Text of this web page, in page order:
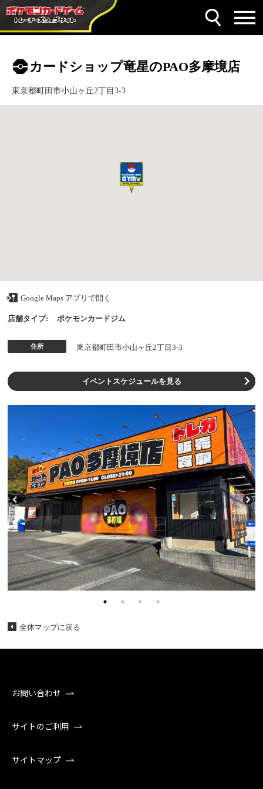
カードショップ竜星のPAO多摩境店
東京都町田市小山ヶ丘2丁目3-3
Google Maps アプリで開く
店舗タイプ: ポケモンカードジム
住所 東京都町田市小山ヶ丘2丁目3-3
イベントスケジュールを見る
全体マップに戻る
お問い合わせ
サイトのご利用
サイトマップ